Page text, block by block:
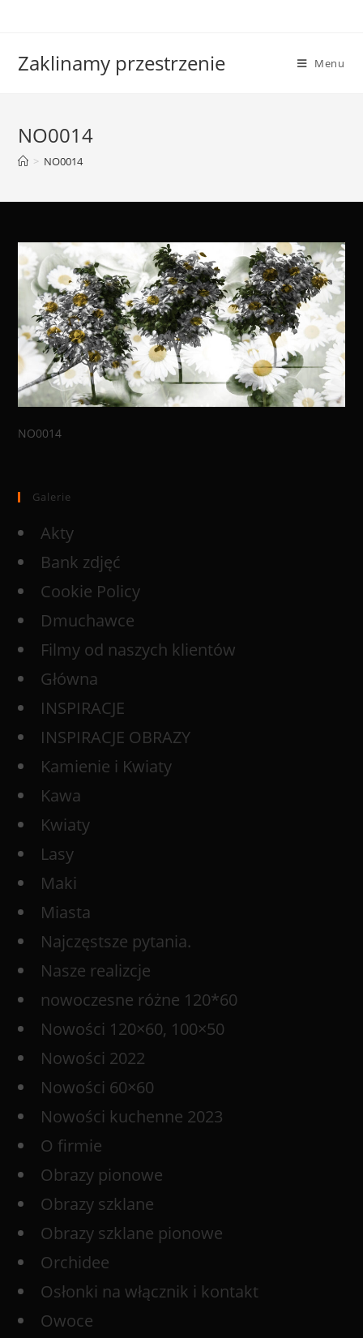
Zaklinamy przestrzenie Menu
NO0014
> NO0014
NO0014
Galerie
Akty
Bank zdjęć
Cookie Policy
Dmuchawce
Filmy od naszych klientów
Główna
INSPIRACJE
INSPIRACJE OBRAZY
Kamienie i Kwiaty
Kawa
Kwiaty
Lasy
Maki
Miasta
Najczęstsze pytania.
Nasze realizcje
nowoczesne różne 120*60
Nowości 120×60, 100×50
Nowości 2022
Nowości 60×60
Nowości kuchenne 2023
O firmie
Obrazy pionowe
Obrazy szklane
Obrazy szklane pionowe
Orchidee
Osłonki na włącznik i kontakt
Owoce